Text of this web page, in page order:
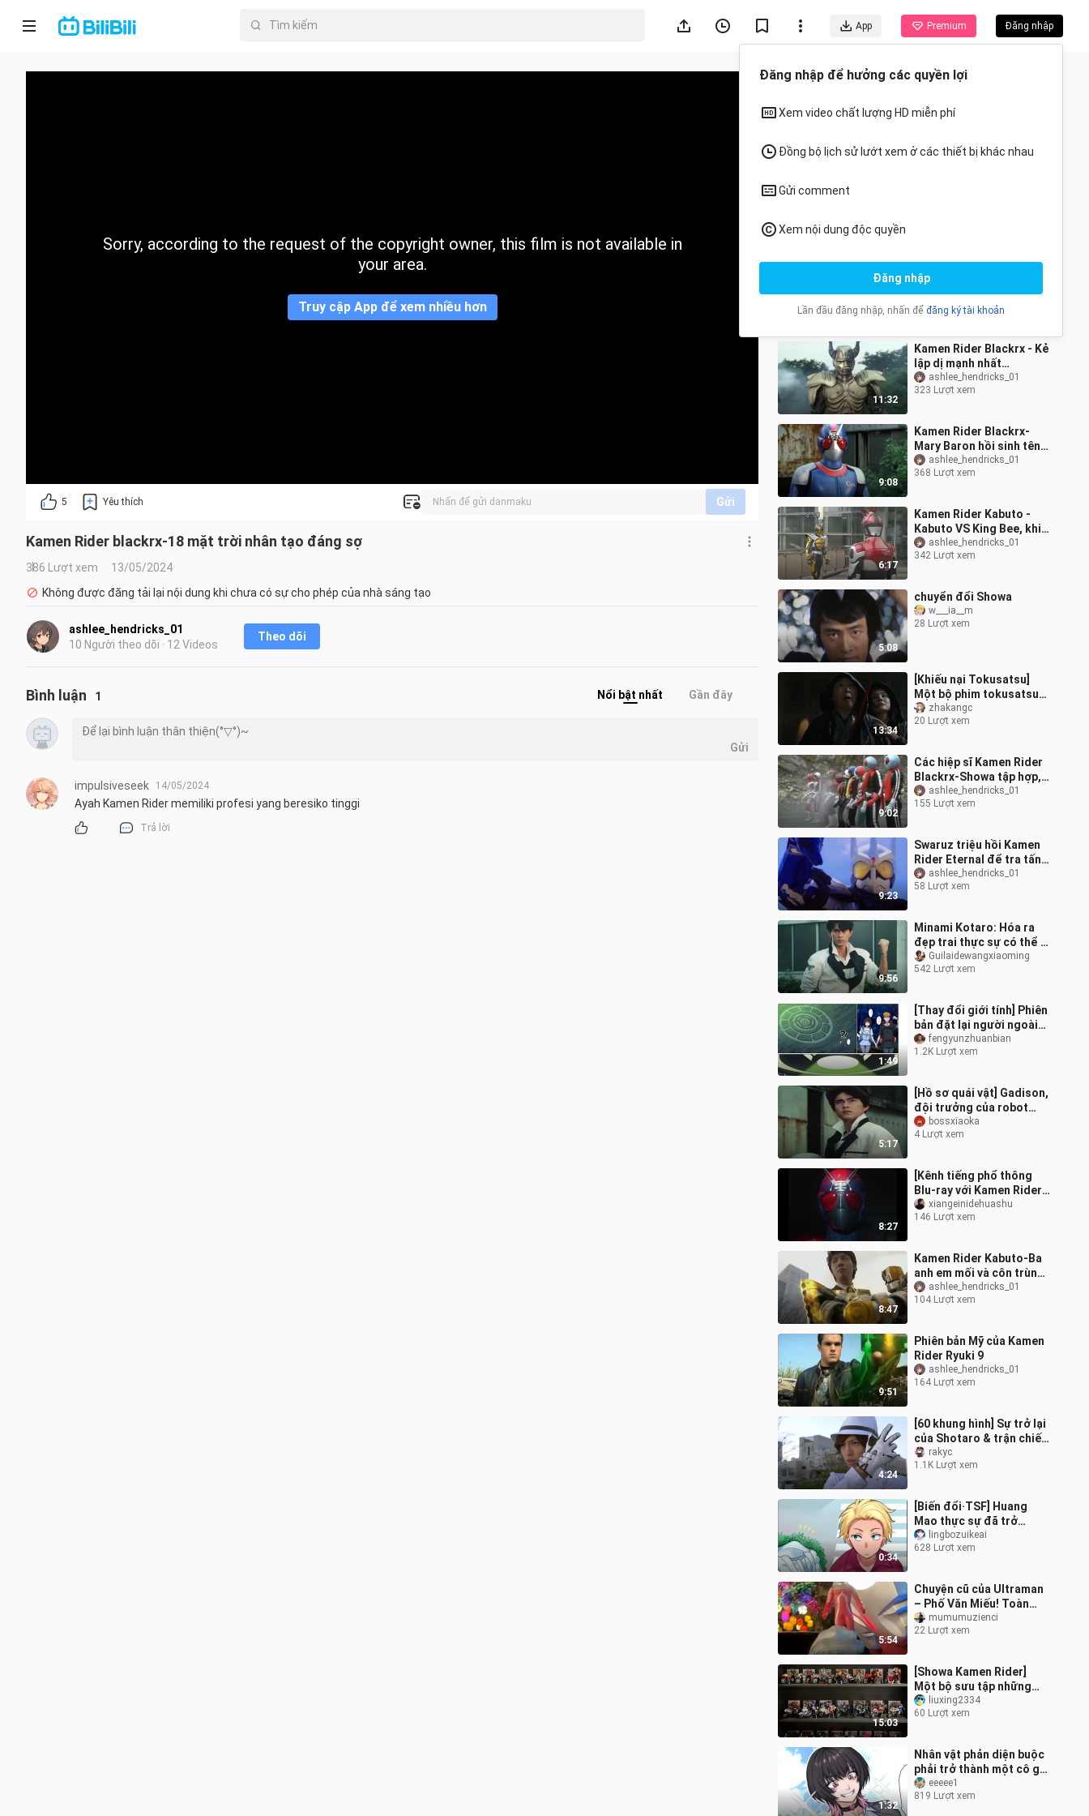
App Premium Đăng nhập
Trang chủ
Sorry, according to the request of the copyright owner, this film is not available in
your area.
Truy cập App để xem nhiều hơn
5 Yêu thích Gửi
Kamen Rider blackrx-18 mặt trời nhân tạo đáng sợ
386 Lượt xem
13/05/2024
Không được đăng tải lại nội dung khi chưa có sự cho phép của nhà sáng tạo
ashlee_hendricks_01
10 Người theo dõi · 12 Videos
Theo dõi
Tất cả Anime
9:45
【𝐁𝐃 𝟒𝐊】Bụng RX bị xâm
chiếm! Kotaro đang bị
truy nã đích danh! ! Will
Ghost vs RX
-feiのmeng-
200 Lượt xem
11:32
Kamen Rider Blackrx - Kẻ
lập dị mạnh nhất
Gakumidora xuất hiện
(Hoàng đế Clexis cũng
ashlee_hendricks_01
323 Lượt xem
9:08
Kamen Rider Blackrx-
Mary Baron hồi sinh tên
lập dị đã chết, (thực ra
hắn không có cấp dưới)
ashlee_hendricks_01
368 Lượt xem
6:17
Kamen Rider Kabuto -
Kabuto VS King Bee, khi
Kabuto quay lưng lại với
bạn, số phận của bạn sẽ
ashlee_hendricks_01
342 Lượt xem
5:08
chuyển đổi Showa
w___ia__m
28 Lượt xem
13:34
[Khiếu nại Tokusatsu]
Một bộ phim tokusatsu
bị phần tokusatsu kéo
xuống—Kamen Rider
zhakangc
20 Lượt xem
9:02
Các hiệp sĩ Kamen Rider
Blackrx-Showa tập hợp,
Hoàng đế Clexis ra lệnh
và Gaedorion trở thành
ashlee_hendricks_01
155 Lượt xem
9:23
Swaruz triệu hồi Kamen
Rider Eternal để tra tấn
dã man Vua Thời Gian
Katsumi Daido: Tôi
ashlee_hendricks_01
58 Lượt xem
9:56
Minami Kotaro: Hóa ra
đẹp trai thực sự có thể là
chuyện cả đời
Guilaidewangxiaoming
542 Lượt xem
1:49
[Thay đổi giới tính] Phiên
bản đặt lại người ngoài
hành tinh
fengyunzhuanbian
1.2K Lượt xem
5:17
[Hồ sơ quái vật] Gadison,
đội trưởng của robot
quái vật, đã từ bỏ tư
cách cán bộ để loại bỏ
bossxiaoka
4 Lượt xem
8:27
[Kênh tiếng phổ thông
Blu-ray với Kamen Rider
RX] Kamen Rider RX đã ra
đời!
xiangeinidehuashu
146 Lượt xem
8:47
Kamen Rider Kabuto-Ba
anh em mối và côn trùng
xuất hiện, và phiên bản
Mishima của Hiệp sĩ ong
ashlee_hendricks_01
104 Lượt xem
9:51
Phiên bản Mỹ của Kamen
Rider Ryuki 9
ashlee_hendricks_01
164 Lượt xem
4:24
[60 khung hình] Sự trở lại
của Shotaro & trận chiến
joker Băng đảng Heisei
vs băng đảng Showa
rakyc
1.1K Lượt xem
0:34
[Biến đổi·TSF] Huang
Mao thực sự đã trở
thành một lolita nhỏ?
lingbozuikeai
628 Lượt xem
5:54
Chuyện cũ của Ultraman
– Phố Văn Miếu! Toàn
tập!mumumuzienci
22 Lượt xem
15:03
[Showa Kamen Rider]
Một bộ sưu tập những
người hâm mộ Showa
Knight (bao gồm cả
liuxing2334
60 Lượt xem
1:32
Nhân vật phản diện buộc
phải trở thành một cô gái
phép thuật
eeeee1
819 Lượt xem
Bình luận 1 Nổi bật nhất Gần đây
Gửi
impulsiveseek 14/05/2024
Ayah Kamen Rider memiliki profesi yang beresiko tinggi
Trả lời